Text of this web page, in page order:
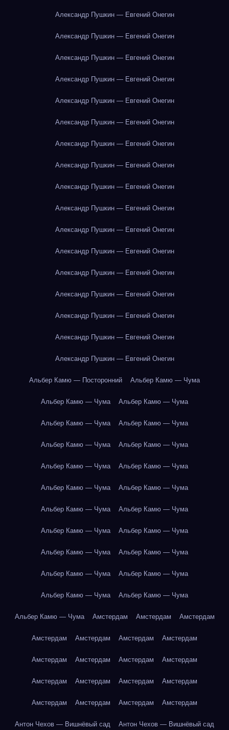
Александр Пушкин — Евгений Онегин
Александр Пушкин — Евгений Онегин
Александр Пушкин — Евгений Онегин
Александр Пушкин — Евгений Онегин
Александр Пушкин — Евгений Онегин
Александр Пушкин — Евгений Онегин
Александр Пушкин — Евгений Онегин
Александр Пушкин — Евгений Онегин
Александр Пушкин — Евгений Онегин
Александр Пушкин — Евгений Онегин
Александр Пушкин — Евгений Онегин
Александр Пушкин — Евгений Онегин
Александр Пушкин — Евгений Онегин
Александр Пушкин — Евгений Онегин
Александр Пушкин — Евгений Онегин
Александр Пушкин — Евгений Онегин
Александр Пушкин — Евгений Онегин
Альбер Камю — Посторонний Альбер Камю — Чума
Альбер Камю — Чума Альбер Камю — Чума
Альбер Камю — Чума Альбер Камю — Чума
Альбер Камю — Чума Альбер Камю — Чума
Альбер Камю — Чума Альбер Камю — Чума
Альбер Камю — Чума Альбер Камю — Чума
Альбер Камю — Чума Альбер Камю — Чума
Альбер Камю — Чума Альбер Камю — Чума
Альбер Камю — Чума Альбер Камю — Чума
Альбер Камю — Чума Альбер Камю — Чума
Альбер Камю — Чума Альбер Камю — Чума
Альбер Камю — Чума Амстердам Амстердам Амстердам
Амстердам Амстердам Амстердам Амстердам
Амстердам Амстердам Амстердам Амстердам
Амстердам Амстердам Амстердам Амстердам
Амстердам Амстердам Амстердам Амстердам
Антон Чехов — Вишнёвый сад Антон Чехов — Вишнёвый сад